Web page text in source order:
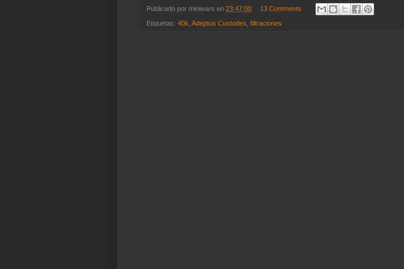
Publicado por miniwars en 23:47:00 13 Comments
Etiquetas: 40k, Adeptus Custodes, filtraciones